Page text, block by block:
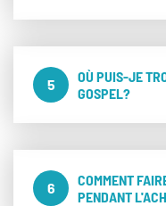
5
OÙ PUIS-JE
GOSPEL?
6
COMMENT
PENDANT